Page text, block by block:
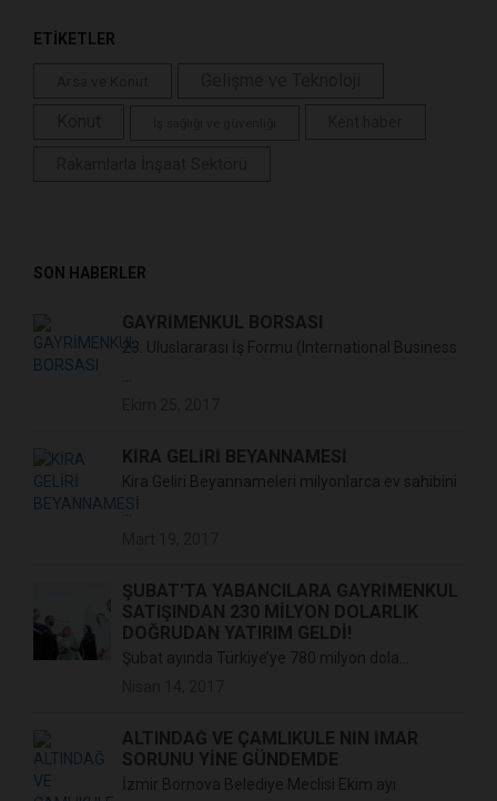
ETİKETLER
SON HABERLER
GAYRİMENKUL BORSASI
23. Uluslararası İş Formu (International Business
KİRA GELİRİ BEYANNAMESİ
Kira Geliri Beyannameleri milyonlarca ev sahibini
...
ŞUBAT'TA YABANCILARA GAYRIMENKUL
SATIŞINDAN 230 MILYON DOLARLIK
DOĞRUDAN YATIRIM GELDI!
Şubat ayında Türkiye’ye 780 milyon dola...
ALTINDAĞ VE ÇAMLIKULE NİN İMAR
SORUNU YİNE GÜNDEMDE
İzmir Bornova Belediye Meclisi Ekim ayı